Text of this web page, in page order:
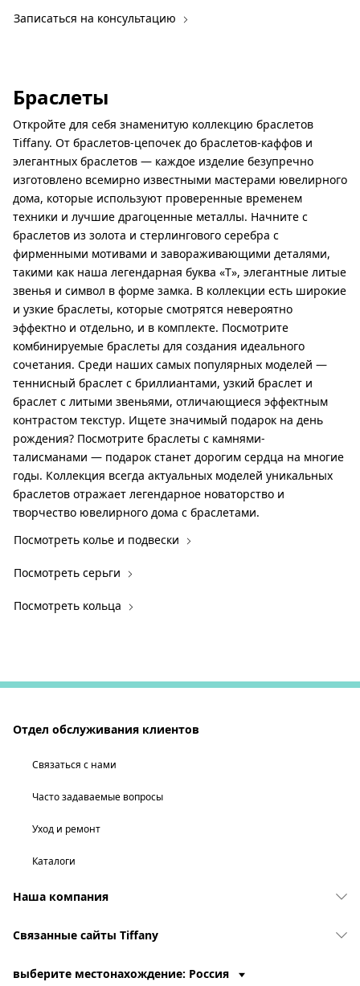
Записаться на консультацию
Браслеты
Откройте для себя знаменитую коллекцию браслетов
Tiffany. От браслетов-цепочек до браслетов-каффов и
элегантных браслетов — каждое изделие безупречно
изготовлено всемирно известными мастерами ювелирного
дома, которые используют проверенные временем
техники и лучшие драгоценные металлы. Начните с
браслетов из золота и стерлингового серебра с
фирменными мотивами и завораживающими деталями,
такими как наша легендарная буква «T», элегантные литые
звенья и символ в форме замка. В коллекции есть широкие
и узкие браслеты, которые смотрятся невероятно
эффектно и отдельно, и в комплекте. Посмотрите
комбинируемые браслеты для создания идеального
сочетания. Среди наших самых популярных моделей —
теннисный браслет с бриллиантами, узкий браслет и
браслет с литыми звеньями, отличающиеся эффектным
контрастом текстур. Ищете значимый подарок на день
рождения? Посмотрите браслеты с камнями-
талисманами — подарок станет дорогим сердца на многие
годы. Коллекция всегда актуальных моделей уникальных
браслетов отражает легендарное новаторство и
творчество ювелирного дома с браслетами.
Посмотреть колье и подвески
Посмотреть серьги
Посмотреть кольца
Отдел обслуживания клиентов
Связаться с нами
Часто задаваемые вопросы
Уход и ремонт
Каталоги
Наша компания
Связанные сайты Tiffany
выберите местонахождение: Россия